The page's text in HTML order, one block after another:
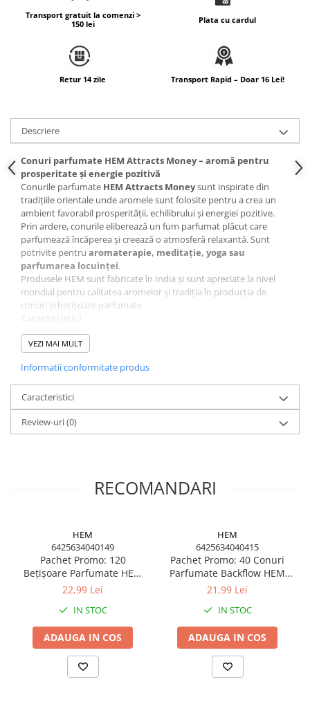
Transport gratuit la comenzi >
150 lei
Plata cu cardul
Retur 14 zile Transport Rapid – Doar 16 Lei!
Descriere
Conuri parfumate HEM Attracts Money – aromă pentru
prosperitate și energie pozitivă
Conurile parfumate HEM Attracts Moneysunt inspirate din
tradițiile orientale unde aromele sunt folosite pentru a crea un
ambient favorabil prosperității, echilibrului și energiei pozitive.
Prin ardere, conurile eliberează un fum parfumat plăcut care
parfumează încăperea și creează o atmosferă relaxantă. Sunt
potrivite pentru aromaterapie, meditație, yoga sau
parfumarea locuinței.
Produsele HEM sunt fabricate în India și sunt apreciate la nivel
mondial pentru calitatea aromelor și tradiția în producția de
conuri și bețișoare parfumate.
aromă ambientală inspirată din ritualuri de prosperitate
potrivite pentru aromaterapie și meditație
ideale pentru locuințe, spații de relaxare sau spirituale
includ suport metalic pentru ardere
Detalii produs
Cantitate: 10 conuri / cutie
Durată ardere: aproximativ 15-20 minute / con
Include: suport metalic pentru conuri
VEZI MAI MULT
Informatii conformitate produs
Caracteristici
Review-uri(0)
RECOMANDARI
HEM
6425634040149
Pachet Promo: 120
Bețișoare Parfumate HEM
Lavandă + Ulei
KING Aroma, 10ml
22,99 Lei
IN STOC
ADAUGA IN COS
HEM
6425634040415
Pachet Promo: 40 Conuri
Parfumate Backflow HEM
Opium + Ulei Aromaterapie
21,99 Lei
IN STOC
ADAUGA IN COS